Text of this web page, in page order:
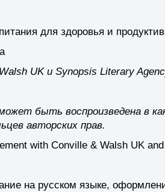
для здоровья и
UK и Synopsis Literary
быть воспроизведена в
авторских прав.
with Conville & Walsh UK
на русском языке,